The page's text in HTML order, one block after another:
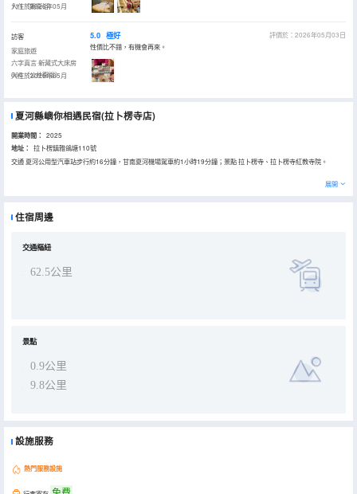
111（獨衞浴）
入住於2026年05月
訪客
家庭旅遊
六字真言·新藏式大床房
666（公共衞浴）
入住於2026年05月
5.0 極好
評價於：2026年05月03日
性價比不錯，有機會再來。
夏河縣嶼你相遇民宿(拉卜楞寺店)
開業時間： 2025
地址：
拉卜楞鎮雅鴿塘110號
交通 夏河公用型汽車站步行約16分鐘，甘南夏河機場駕車約1小時19分鐘；景點 拉卜楞寺、拉卜楞寺紅教寺院。
展開
住宿周邊
交通樞紐
62.5公里
景點
0.9公里
9.8公里
設施服務
熱門服務設施